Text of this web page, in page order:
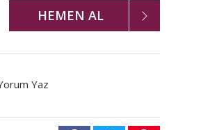
HEMEN AL
Yaz